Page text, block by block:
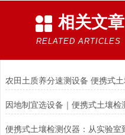
相关文章
RELATED ARTICLES